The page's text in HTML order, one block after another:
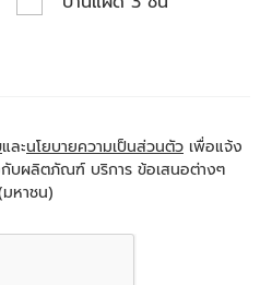
และนโยบายความเป็นส่วนตัว เพื่อแจ้ง
บผลิตภัณฑ์ บริการ ข้อเสนอต่างๆ
หาชน)